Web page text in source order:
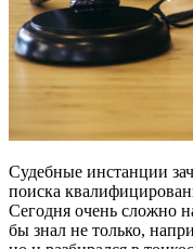
Судебные инстанции
поиска
Сегодня очень сложно
бы знал не только,